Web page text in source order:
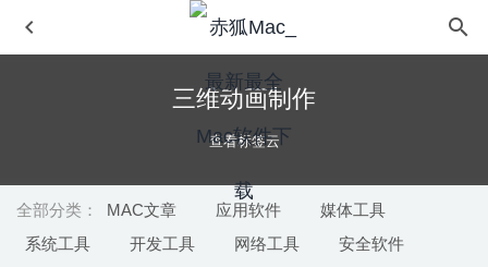
三维动画制作
查看标签云
全部分类： MAC文章 应用软件
媒体工具
系统工具
开发工具 网络工具
安全软件